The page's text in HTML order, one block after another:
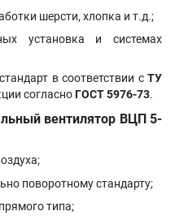
шерсти, хлопка и т.д.;
установка и системах
в соответствии с ТУ
согласно ГОСТ 5976-73.
вентилятор ВЦП 5-
поворотному стандарту;
типа;